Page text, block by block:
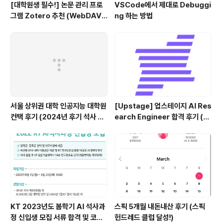
[대학원생 필수!] 논문 관리 프로
그램 Zotero 추천 (WebDAV
VSCode에서 제대로 Debuggi
ng 하는 방법
서울 상위권 대학 인공지능 대학원
컨택 후기 (2024년 후기 석사 지
[Upstage] 업스테이지 AI Res
earch Engineer 합격 후기 (정
KT 2023년도 봄학기 AI 석사과
정 신입생 모집 서류 합격 및 코딩
스픽 5개월 내돈내산 후기 (스픽
헌드레드 클럽 달성!)